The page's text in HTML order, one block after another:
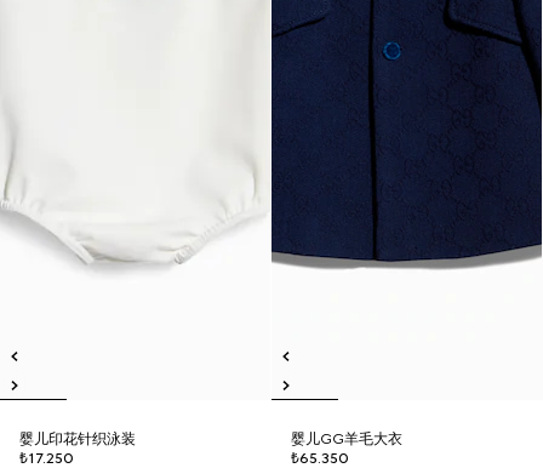
婴儿印花针织泳装
₺17.250
婴儿GG羊毛大衣
₺65.350